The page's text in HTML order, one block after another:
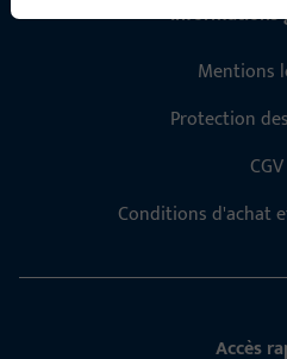
Informations
Mentions
Protection
CGV
Conditions d'achat
Accès